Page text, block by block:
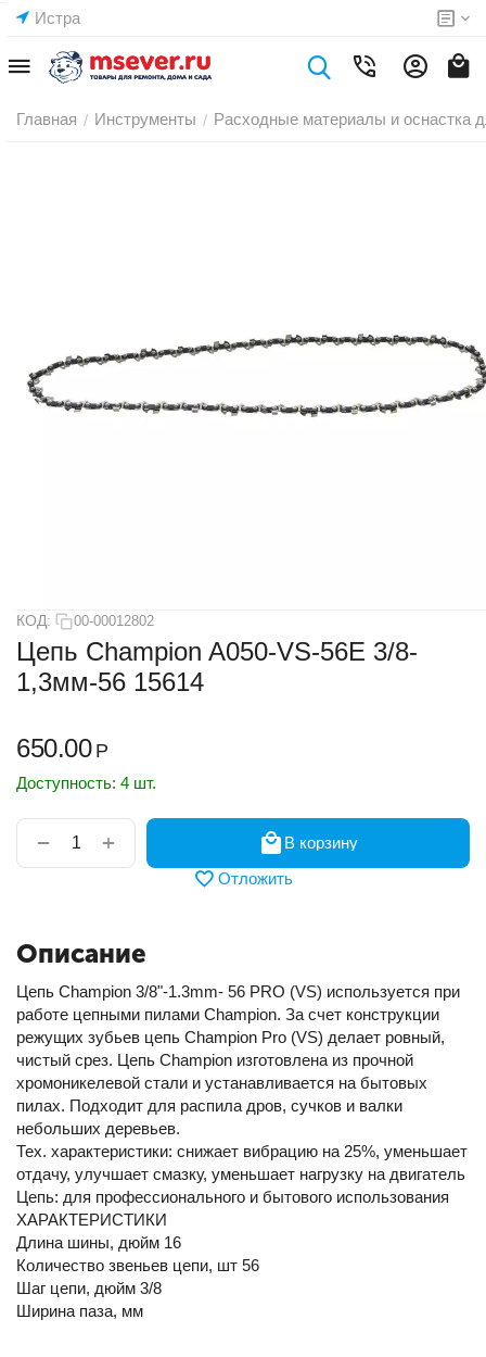
Истра
Главная / Инструменты / Расходные материалы и оснастка
КОД: 00-00012802
Цепь Champion A050-VS-56E 3/8-
1,3мм-56 15614
650.00 Р
Доступность: 4 шт.
+
−
В корзину
Отложить
Описание
Цепь Champion 3/8"-1.3mm- 56 PRO (VS) используется при
работе цепными пилами Champion. За счет конструкции
режущих зубьев цепь Champion Pro (VS) делает ровный,
чистый срез. Цепь Champion изготовлена из прочной
хромоникелевой стали и устанавливается на бытовых
пилах. Подходит для распила дров, сучков и валки
небольших деревьев.
Тех. характеристики: снижает вибрацию на 25%, уменьшает
отдачу, улучшает смазку, уменьшает нагрузку на двигатель
Цепь: для профессионального и бытового использования
ХАРАКТЕРИСТИКИ
Длина шины, дюйм 16
Количество звеньев цепи, шт 56
Шаг цепи, дюйм 3/8
Ширина паза, мм